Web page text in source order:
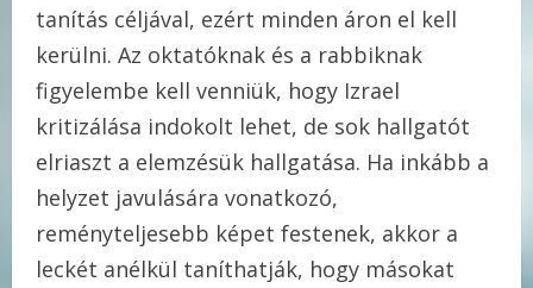
tanítás céljával, ezért minden áron el kell
kerülni. Az oktatóknak és a rabbiknak
figyelembe kell venniük, hogy Izrael
kritizálása indokolt lehet, de sok hallgatót
elriaszt a elemzésük hallgatása. Ha inkább a
helyzet javulására vonatkozó,
reményteljesebb képet festenek, akkor a
leckét anélkül taníthatják, hogy másokat